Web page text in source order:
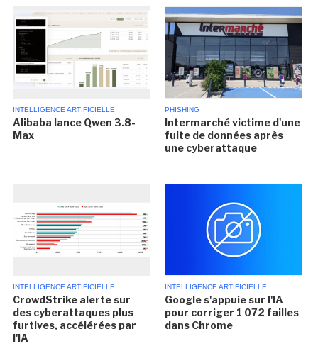
INTELLIGENCE ARTIFICIELLE
Alibaba lance Qwen 3.8-
Max
PHISHING
Intermarché victime d'une
fuite de données après
une cyberattaque
INTELLIGENCE ARTIFICIELLE
CrowdStrike alerte sur
des cyberattaques plus
furtives, accélérées par
l'IA
INTELLIGENCE ARTIFICIELLE
Google s'appuie sur l'IA
pour corriger 1 072 failles
dans Chrome